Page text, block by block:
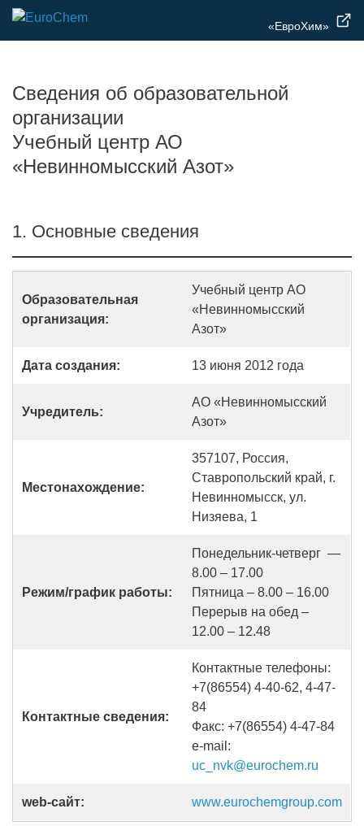
«ЕвроХим»
Сведения об образовательной
организации
Учебный центр АО
«Невинномысский Азот»
1. Основные сведения
Образовательная
организация:
Учебный центр АО
«Невинномысский
Азот»
Дата создания: 13 июня 2012 года
Учредитель:
АО «Невинномысский
Азот»
Местонахождение:
357107, Россия,
Ставропольский край, г.
Невинномысск, ул.
Низяева, 1
Режим/график работы:
Понедельник-четверг —
8.00 – 17.00
Пятница – 8.00 – 16.00
Перерыв на обед –
12.00 – 12.48
Контактные сведения:
Контактные телефоны:
+7(86554) 4-40-62, 4-47-
84
Факс: +7(86554) 4-47-84
е-mail:
uc_nvk@eurochem.ru
web-сайт: www.eurochemgroup.com